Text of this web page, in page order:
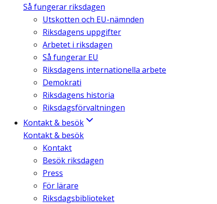
Så fungerar riksdagen
Utskotten och EU-nämnden
Riksdagens uppgifter
Arbetet i riksdagen
Så fungerar EU
Riksdagens internationella arbete
Demokrati
Riksdagens historia
Riksdagsförvaltningen
Kontakt & besök
Kontakt & besök
Kontakt
Besök riksdagen
Press
För lärare
Riksdagsbiblioteket